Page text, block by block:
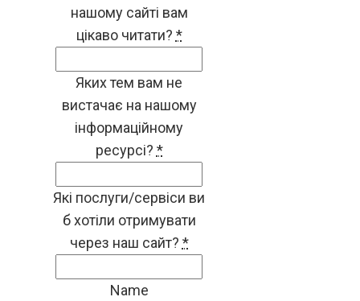
нашому сайті вам
цікаво читати? *
Яких тем вам не
вистачає на нашому
інформаційному
ресурсі? *
Які послуги/сервіси ви
б хотіли отримувати
через наш сайт? *
Name